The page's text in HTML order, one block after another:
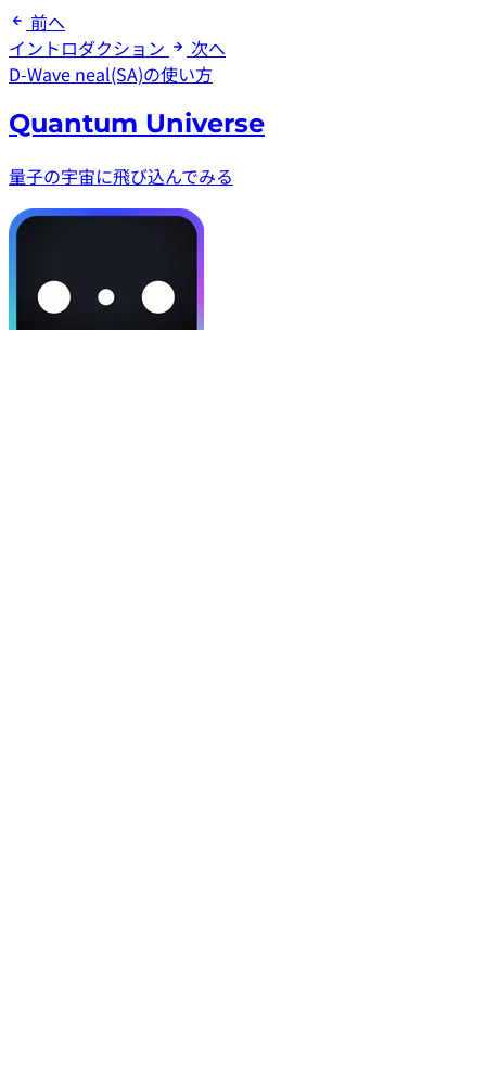
前へ
イントロダクション
次へ
D-Wave neal(SA)の使い方
Quantum Universe
量子の宇宙に飛び込んでみる